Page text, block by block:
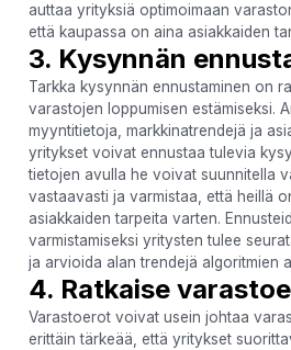
auttaa yrityksiä optimoimaan
että kaupassa on aina asiakkaiden
3. Kysynnän
Tarkka kysynnän ennustaminen on
varastojen loppumisen estämiseksi.
myyntitietoja, markkinatrendejä ja
yritykset voivat ennustaa tulevia
tietojen avulla he voivat suunnitella
vastaavasti ja varmistaa, että heillä
asiakkaiden tarpeita varten.
varmistamiseksi yritysten tulee
ja arvioida alan trendejä algoritmien
4. Ratkaise
Varastoerot voivat usein johtaa
erittäin tärkeää, että yritykset